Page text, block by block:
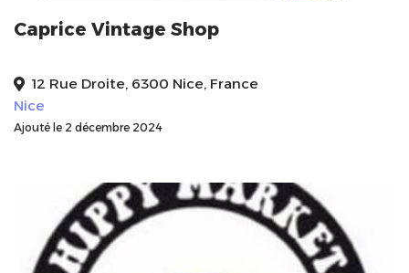
Caprice Vintage Shop
12 Rue Droite, 6300 Nice, France
Nice
Ajouté le 2 décembre 2024